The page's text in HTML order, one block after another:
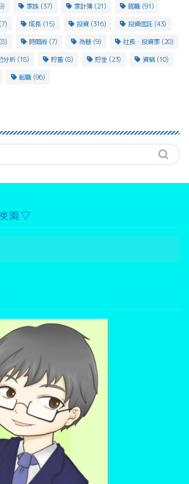
家族 (37) 家計簿 (21) 就職 (91)
(7) 成長 (15) 投資 (316) 投資信託 (43)
時間術 (7) 為替 (9) 社長・投資家 (20)
分析 (18) 貯蓄 (8) 貯金 (23) 資格(10)
転職 (96)
索▽